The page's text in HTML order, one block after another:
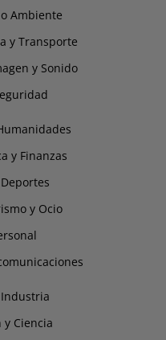
Ambiente
y Transporte
y Sonido
y Finanzas
y Ocio
y Ciencia